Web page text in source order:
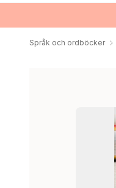
Språk och ordböcker